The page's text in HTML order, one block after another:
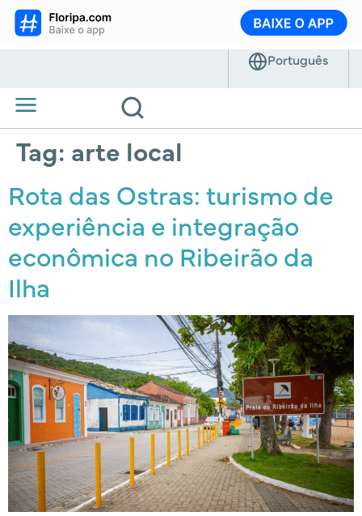
Tag: arte local
Rota das Ostras: turismo de
experiência e integração
econômica no Ribeirão da
Ilha